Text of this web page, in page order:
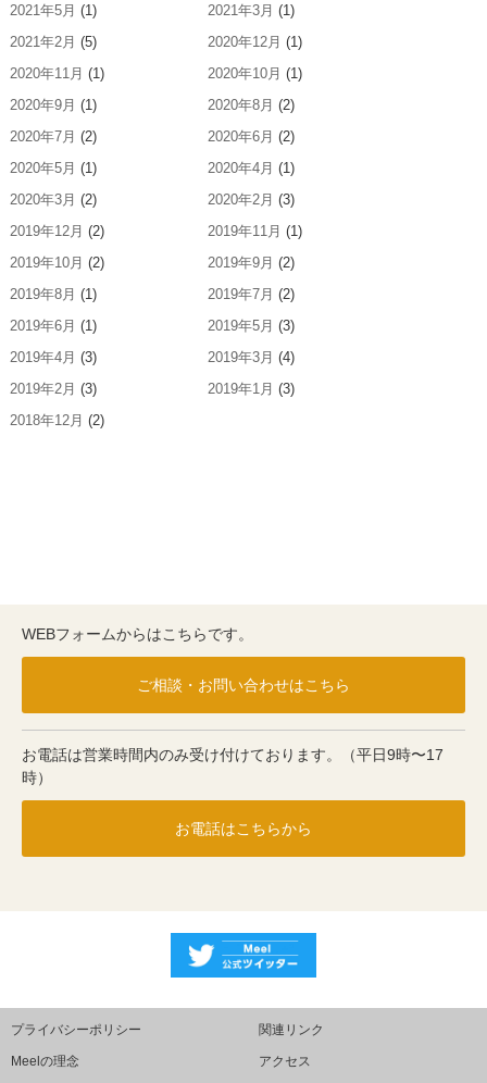
2021年5月 (1) 2021年3月 (1)
2021年2月 (5) 2020年12月 (1)
2020年11月 (1) 2020年10月 (1)
2020年9月 (1) 2020年8月 (2)
2020年7月 (2) 2020年6月 (2)
2020年5月 (1) 2020年4月 (1)
2020年3月 (2) 2020年2月 (3)
2019年12月 (2) 2019年11月 (1)
2019年10月 (2) 2019年9月 (2)
2019年8月 (1) 2019年7月 (2)
2019年6月 (1) 2019年5月 (3)
2019年4月 (3) 2019年3月 (4)
2019年2月 (3) 2019年1月 (3)
2018年12月 (2)
WEBフォームからはこちらです。
ご相談・お問い合わせはこちら
お電話は営業時間内のみ受け付けております。（平日9時〜17
時）
お電話はこちらから
プライバシーポリシー 関連リンク
Meelの理念 アクセス